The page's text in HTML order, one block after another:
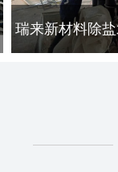
瑞来新材料除